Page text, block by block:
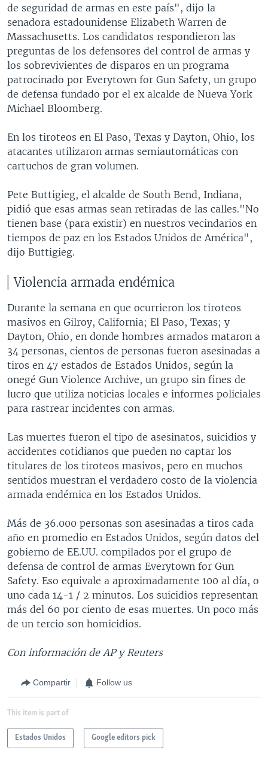
de seguridad de armas en este país", dijo la
senadora estadounidense Elizabeth Warren de
Massachusetts. Los candidatos respondieron las
preguntas de los defensores del control de armas y
los sobrevivientes de disparos en un programa
patrocinado por Everytown for Gun Safety, un grupo
de defensa fundado por el ex alcalde de Nueva York
Michael Bloomberg.
En los tiroteos en El Paso, Texas y Dayton, Ohio, los
atacantes utilizaron armas semiautomáticas con
cartuchos de gran volumen.
Pete Buttigieg, el alcalde de South Bend, Indiana,
pidió que esas armas sean retiradas de las calles."No
tienen base (para existir) en nuestros vecindarios en
tiempos de paz en los Estados Unidos de América",
dijo Buttigieg.
Violencia armada endémica
Durante la semana en que ocurrieron los tiroteos
masivos en Gilroy, California; El Paso, Texas; y
Dayton, Ohio, en donde hombres armados mataron a
34 personas, cientos de personas fueron asesinadas a
tiros en 47 estados de Estados Unidos, según la
onegé Gun Violence Archive, un grupo sin fines de
lucro que utiliza noticias locales e informes policiales
para rastrear incidentes con armas.
Las muertes fueron el tipo de asesinatos, suicidios y
accidentes cotidianos que pueden no captar los
titulares de los tiroteos masivos, pero en muchos
sentidos muestran el verdadero costo de la violencia
armada endémica en los Estados Unidos.
Más de 36.000 personas son asesinadas a tiros cada
año en promedio en Estados Unidos, según datos del
gobierno de EE.UU. compilados por el grupo de
defensa de control de armas Everytown for Gun
Safety. Eso equivale a aproximadamente 100 al día, o
uno cada 14-1 / 2 minutos. Los suicidios representan
más del 60 por ciento de esas muertes. Un poco más
de un tercio son homicidios.
Con información de AP y Reuters
Compartir Follow us
This item is part of
Estados Unidos Google editors pick